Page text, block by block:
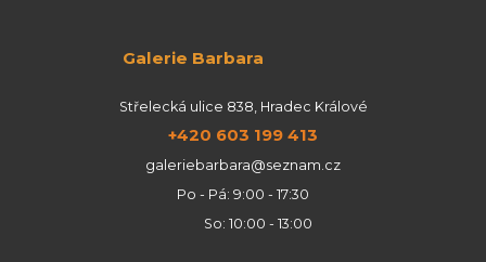
Galerie Barbara
Střelecká ulice 838, Hradec Králové
+420 603 199 413
galeriebarbara@seznam.cz
Po - Pá: 9:00 - 17:30
So: 10:00 - 13:00